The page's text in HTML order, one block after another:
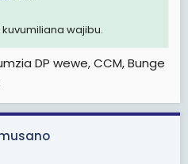
wajibu.
DP wewe, CCM, Bunge